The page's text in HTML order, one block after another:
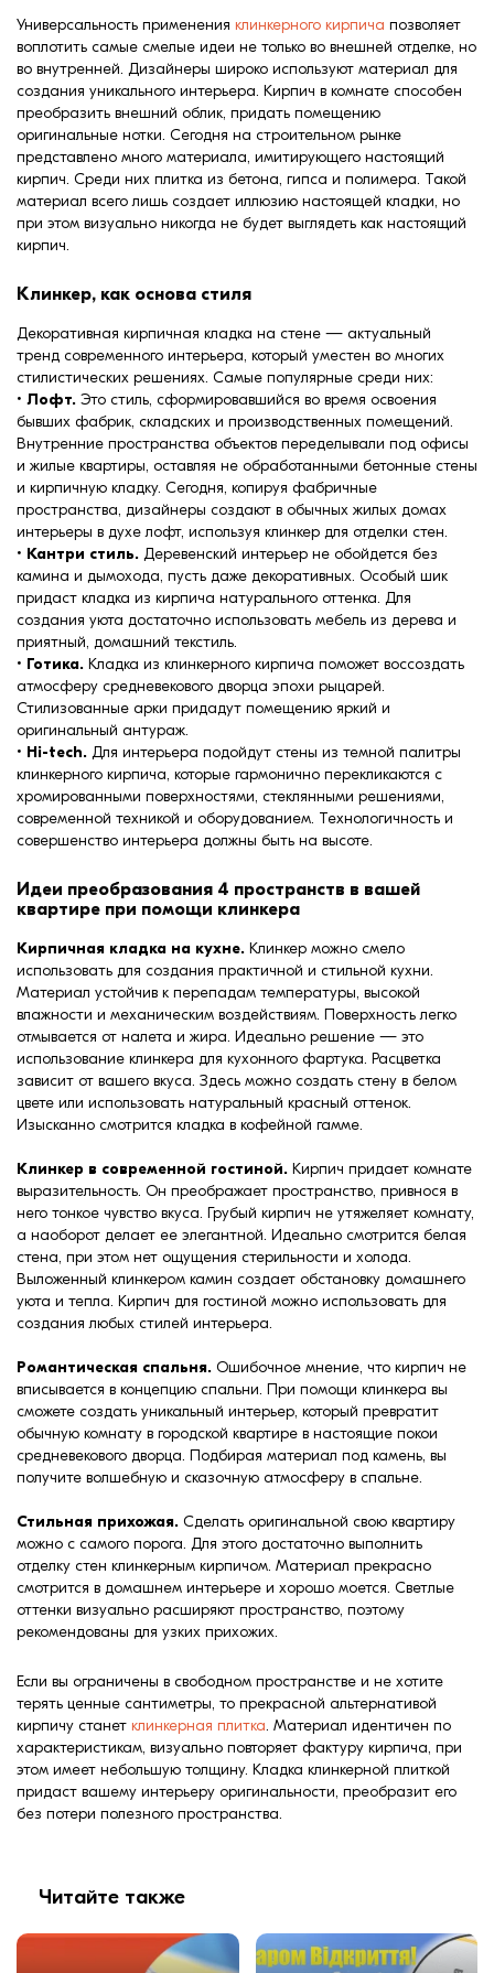
Клинкерная плитка
Ступени, крыльцо
Строительные
смеси
Универсальность применения клинкерного кирпича позволяет
воплотить самые смелые идеи не только во внешней отделке, но
во внутренней. Дизайнеры широко используют материал для
создания уникального интерьера. Кирпич в комнате способен
преобразить внешний облик, придать помещению
оригинальные нотки. Сегодня на строительном рынке
представлено много материала, имитирующего настоящий
кирпич. Среди них плитка из бетона, гипса и полимера. Такой
материал всего лишь создает иллюзию настоящей кладки, но
при этом визуально никогда не будет выглядеть как настоящий
кирпич.
Клинкер, как основа стиля
Декоративная кирпичная кладка на стене — актуальный
тренд современного интерьера, который уместен во многих
стилистических решениях. Самые популярные среди них:
• Лофт. Это стиль, сформировавшийся во время освоения
бывших фабрик, складских и производственных помещений.
Внутренние пространства объектов переделывали под офисы
и жилые квартиры, оставляя не обработанными бетонные стены
и кирпичную кладку. Сегодня, копируя фабричные
пространства, дизайнеры создают в обычных жилых домах
интерьеры в духе лофт, используя клинкер для отделки стен.
• Кантри стиль. Деревенский интерьер не обойдется без
камина и дымохода, пусть даже декоративных. Особый шик
придаст кладка из кирпича натурального оттенка. Для
создания уюта достаточно использовать мебель из дерева и
приятный, домашний текстиль.
• Готика. Кладка из клинкерного кирпича поможет воссоздать
атмосферу средневекового дворца эпохи рыцарей.
Стилизованные арки придадут помещению яркий и
оригинальный антураж.
• Hi-tech. Для интерьера подойдут стены из темной палитры
клинкерного кирпича, которые гармонично перекликаются с
хромированными поверхностями, стеклянными решениями,
современной техникой и оборудованием. Технологичность и
совершенство интерьера должны быть на высоте.
Идеи преобразования 4 пространств в вашей
квартире при помощи клинкера
Кирпичная кладка на кухне. Клинкер можно смело
использовать для создания практичной и стильной кухни.
Материал устойчив к перепадам температуры, высокой
влажности и механическим воздействиям. Поверхность легко
отмывается от налета и жира. Идеально решение — это
использование клинкера для кухонного фартука. Расцветка
зависит от вашего вкуса. Здесь можно создать стену в белом
цвете или использовать натуральный красный оттенок.
Изысканно смотрится кладка в кофейной гамме.
Клинкер в современной гостиной. Кирпич придает комнате
выразительность. Он преображает пространство, привнося в
него тонкое чувство вкуса. Грубый кирпич не утяжеляет комнату,
а наоборот делает ее элегантной. Идеально смотрится белая
стена, при этом нет ощущения стерильности и холода.
Выложенный клинкером камин создает обстановку домашнего
уюта и тепла. Кирпич для гостиной можно использовать для
создания любых стилей интерьера.
Романтическая спальня. Ошибочное мнение, что кирпич не
вписывается в концепцию спальни. При помощи клинкера вы
сможете создать уникальный интерьер, который превратит
обычную комнату в городской квартире в настоящие покои
средневекового дворца. Подбирая материал под камень, вы
получите волшебную и сказочную атмосферу в спальне.
Стильная прихожая. Сделать оригинальной свою квартиру
можно с самого порога. Для этого достаточно выполнить
отделку стен клинкерным кирпичом. Материал прекрасно
смотрится в домашнем интерьере и хорошо моется. Светлые
оттенки визуально расширяют пространство, поэтому
рекомендованы для узких прихожих.
Если вы ограничены в свободном пространстве и не хотите
терять ценные сантиметры, то прекрасной альтернативой
кирпичу станет клинкерная плитка. Материал идентичен по
характеристикам, визуально повторяет фактуру кирпича, при
этом имеет небольшую толщину. Кладка клинкерной плиткой
придаст вашему интерьеру оригинальности, преобразит его
без потери полезного пространства.
Читайте также